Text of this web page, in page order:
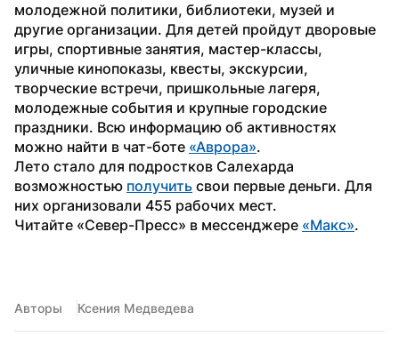
молодежной политики, библиотеки, музей и
другие организации. Для детей пройдут дворовые
игры, спортивные занятия, мастер-классы,
уличные кинопоказы, квесты, экскурсии,
творческие встречи, пришкольные лагеря,
молодежные события и крупные городские
праздники. Всю информацию об активностях
можно найти в чат-боте «Аврора».
Лето стало для подростков Салехарда
возможностью получить свои первые деньги. Для
них организовали 455 рабочих мест.
Читайте «Север-Пресс» в мессенджере «Макс».
Авторы Ксения Медведева